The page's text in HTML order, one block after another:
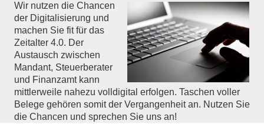
Wir nutzen die Chancen
der Digitalisierung und
machen Sie fit für das
Zeitalter 4.0. Der
Austausch zwischen
Mandant, Steuerberater
und Finanzamt kann
mittlerweile nahezu volldigital erfolgen. Taschen voller
Belege gehören somit der Vergangenheit an. Nutzen Sie
die Chancen und sprechen Sie uns an!